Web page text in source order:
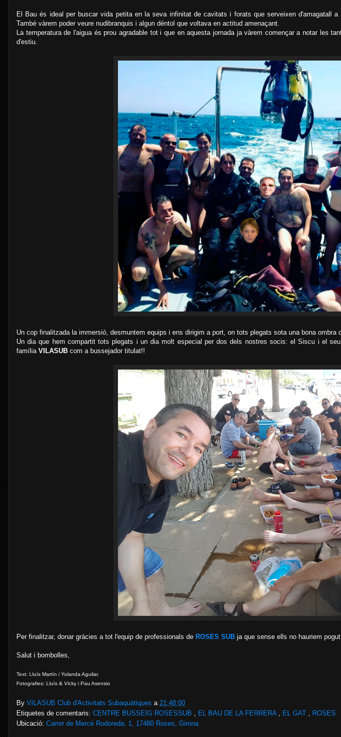
El Bau és ideal per buscar vida petita en la seva infinitat de cavitats i forats que serveixen d'amagatall
També vàrem poder veure nudibranquis i algun déntol que voltava en actitud amenaçant.
La temperatura de l'aigua és prou agradable tot i que en aquesta jornada ja vàrem començar a notar les
d'estiu.
Un cop finalitzada la immersió, desmuntem equips i ens dirigim a port, on tots plegats sota una bona
Un dia que hem compartit tots plegats i un dia molt especial per dos dels nostres socis: el Siscu i el
família VILASUB com a bussejador titulat!!
Per finalitzar, donar gràcies a tot l'equip de professionals de ROSES SUB ja que sense ells no hauriem
Salut i bombolles,
Text: Lluís Martín i Yolanda Aguilar.
Fotografies: Lluís & Vicky i Pau Asensio
By VILASUB Club d'Activitats Subaquàtiques a 21:48:00
Etiquetes de comentaris: CENTRE BUSSEIG ROSESSUB EL BAU DE LA FERRERA EL GAT
ROSES
Ubicació: Carrer de Mercè Rodoreda, 1, 17480 Roses, Girona